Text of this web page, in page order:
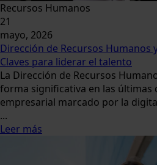
Recursos Humanos
21
mayo, 2026
Dirección de Recursos Humanos
Claves para liderar el talento
La Dirección de Recursos
forma significativa en las últimas
empresarial marcado por la
...
Leer más